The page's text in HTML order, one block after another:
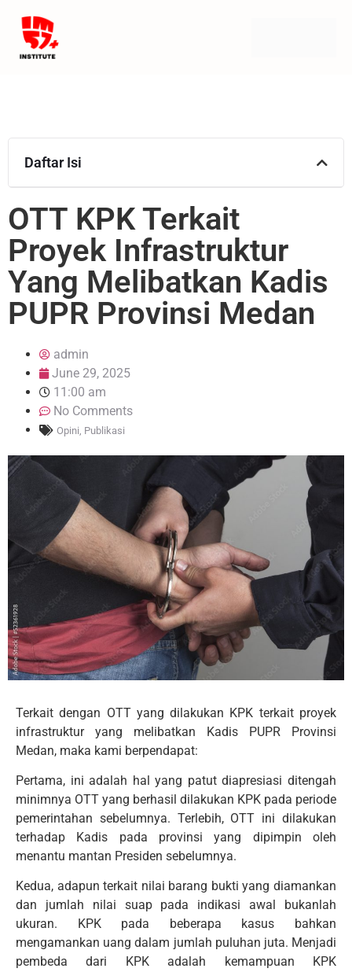
Daftar Isi
OTT KPK Terkait
Proyek Infrastruktur
Yang Melibatkan Kadis
PUPR Provinsi Medan
admin
June 29, 2025
11:00 am
No Comments
Opini, Publikasi
Terkait dengan OTT yang dilakukan KPK terkait proyek
infrastruktur yang melibatkan Kadis PUPR Provinsi
Medan, maka kami berpendapat:
Pertama, ini adalah hal yang patut diapresiasi ditengah
minimnya OTT yang berhasil dilakukan KPK pada periode
pemerintahan sebelumnya. Terlebih, OTT ini dilakukan
terhadap Kadis pada provinsi yang dipimpin oleh
menantu mantan Presiden sebelumnya.
Kedua, adapun terkait nilai barang bukti yang diamankan
dan jumlah nilai suap pada indikasi awal bukanlah
ukuran. KPK pada beberapa kasus bahkan
mengamankan uang dalam jumlah puluhan juta. Menjadi
pembeda dari KPK adalah kemampuan KPK